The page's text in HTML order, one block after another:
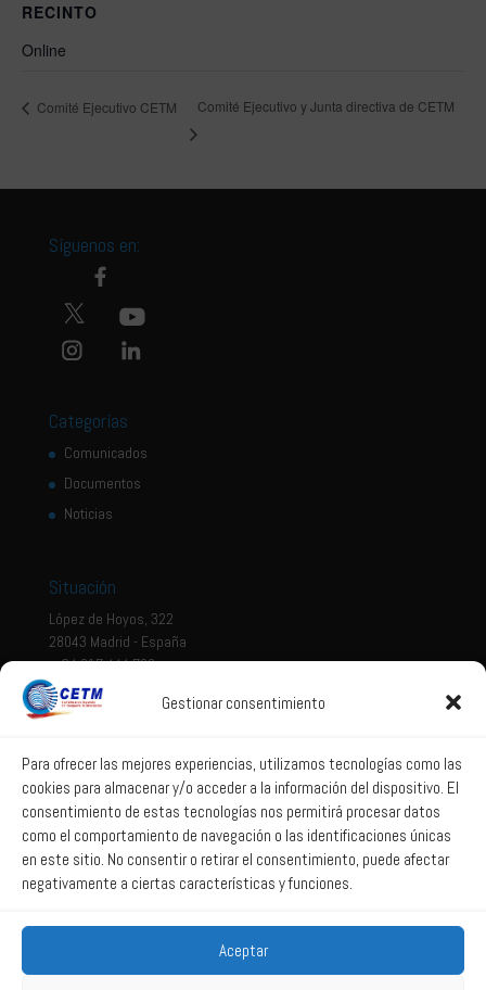
Gestionar consentimiento
Para ofrecer las mejores experiencias, utilizamos tecnologías como las
cookies para almacenar y/o acceder a la información del dispositivo. El
consentimiento de estas tecnologías nos permitirá procesar datos
como el comportamiento de navegación o las identificaciones únicas
en este sitio. No consentir o retirar el consentimiento, puede afectar
negativamente a ciertas características y funciones.
Aceptar
RECINTO
Online
Comité Ejecutivo CETM Comité Ejecutivo y Junta directiva de CETM
Síguenos en:
Categorías
Comunicados
Documentos
Noticias
Situación
López de Hoyos, 322
28043 Madrid - España
+ 34 917 444 700
Aviso legal
Política de privacidad
Política de Sistema Interno de Información
Política de Cookies
Correo web